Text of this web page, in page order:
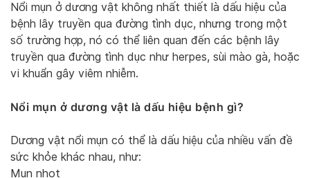
Nổi mụn ở dương vật không nhất thiết là dấu hiệu của
bệnh lây truyền qua đường tình dục, nhưng trong một
số trường hợp, nó có thể liên quan đến các bệnh lây
truyền qua đường tình dục như herpes, sùi mào gà, hoặc
vi khuẩn gây viêm nhiễm.
Nổi mụn ở dương vật là dấu hiệu bệnh gì?
Dương vật nổi mụn có thể là dấu hiệu của nhiều vấn đề
sức khỏe khác nhau, như:
Mụn nhọt